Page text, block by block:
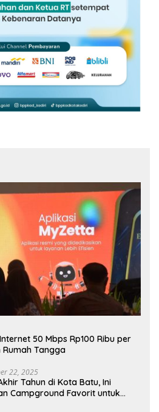
50 Mbps Rp100 Ribu per
Rumah Tangga
22, 2025
Tahun di Kota Batu, Ini
Campground Favorit untuk